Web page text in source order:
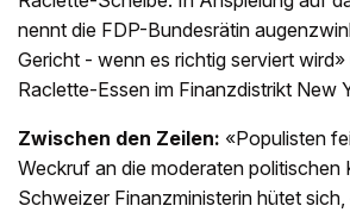
nennt die FDP-Bundesrätin
Gericht - wenn es richtig serviert
Raclette-Essen im Finanzdistrikt New
Zwischen den Zeilen: «Populisten
Weckruf an die moderaten
Schweizer Finanzministerin hütet